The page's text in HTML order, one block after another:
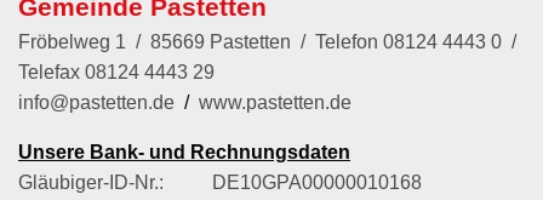
Gemeinde Pastetten
Fröbelweg 1 / 85669 Pastetten / Telefon 08124 4443 0 /
Telefax 08124 4443 29
info@pastetten.de / www.pastetten.de
Unsere Bank- und Rechnungsdaten
Gläubiger-ID-Nr.: DE10GPA00000010168